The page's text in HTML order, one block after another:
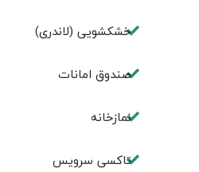
خشکشویی (لاندری)
صندوق امانات
نمازخانه
تاکسی سرویس